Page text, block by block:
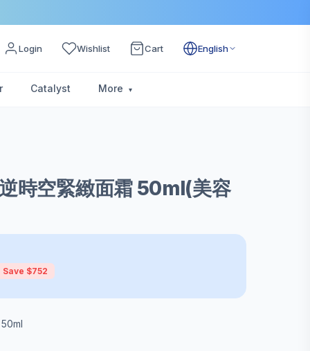
Login Wishlist Cart English
Catalyst More
時空緊緻面霜 50ml(美容
Save $752